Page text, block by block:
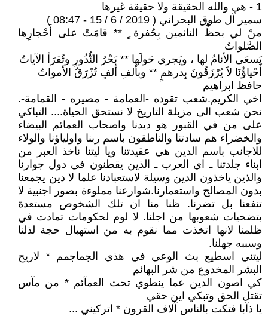
1 - هي والله الحقيقة ولا حقيقة غيرها
سمير آل طوق البحراني ( 2019 / 6 / 15 - 08:47 )
منْ لي بحظِّ النائمين بِحُفرة ٍ ** قامَتْ على أَحْجارِها
الصَّلواتُ
يَسعَى الأنامُ لها ، ويَجري حَولَها ** بَحْرُ النُّذُورِ وتُقرَأ الآياتُ
أَحْياؤُنَا لاَ يُرْزَقُونَ بِدرهمٍ ** وبألفِ ألفٍ تُزْرَقُ الأمواتُ
حافظ ابراهيم
اخي الكريم.شعب تقوده -العمامة - مصيره - القمامة-.
نحن شعب الى مزبلة التاريخ لا نستحق الحياة.... التباكي
على من في القبور هو ديدنا واصحاب العمائم البيضاء
والخضراء هم سادتنا والناطقون باسم ربنا واولياؤنا والولاء
للاجانب باسم الدين هي عقيدتنا ويا ليتنا ناخذ العبر من
ابناء جلدتنا ـ اي العرب ـ الذين يقطنون في دول جوارنا
والذين ياخذون الدين وسيلة لاستعبادنا علما لا دين يجمعنا
بدون المصالح واستعمارنا.شوارعنا مملوءة بصور اجنبية لا
تنفعنا بل تضرنا. ظنا منا ان تلك الشخوص مستعدة
بتضحيات شعوبها من اجلنا. لا لوم لحكومات تمادت في
ظلمنا لانها اتخذت مما نقوم به من استهبال حجة لذلنا
وسببه جهلنا.
ليتني اسطيع بث الوعي في هذي الجماجمم * لاريح
البشر المخدوع من شر البهائم
كي اصون الدين عما ينطوي تحت العمآئم * من مآس
تقتل الحق وتبكي اين حقي
يا ذآبا فتكت بالناس آلاف القرون * اتركيني ...